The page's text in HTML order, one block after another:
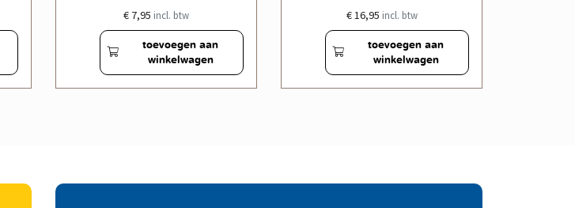
€ 7,95 incl. btw
toevoegen aan
winkelwagen
€ 16,95 incl. btw
toevoegen aan
winkelwagen